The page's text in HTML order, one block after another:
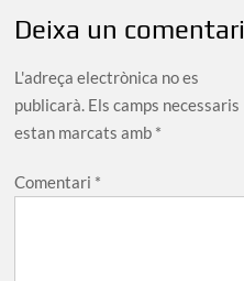
Deixa un comentari
L'adreça electrònica no es
publicarà. Els camps necessaris
estan marcats amb *
Comentari *